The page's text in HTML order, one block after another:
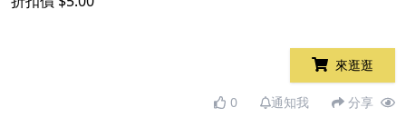
來逛逛
0 通知我 分享